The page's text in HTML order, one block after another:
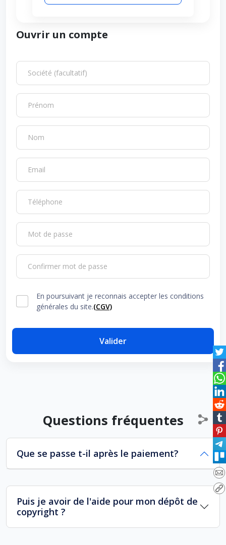
Ouvrir un compte
Société (facultatif)
Prénom
Nom
Email
Téléphone
Mot de passe
Confirmer mot de passe
En poursuivant je reconnais accepter les conditions
générales du site.(CGV)
Valider
Questions fréquentes
Que se passe t-il après le paiement?
Puis je avoir de l'aide pour mon dépôt de
copyright ?